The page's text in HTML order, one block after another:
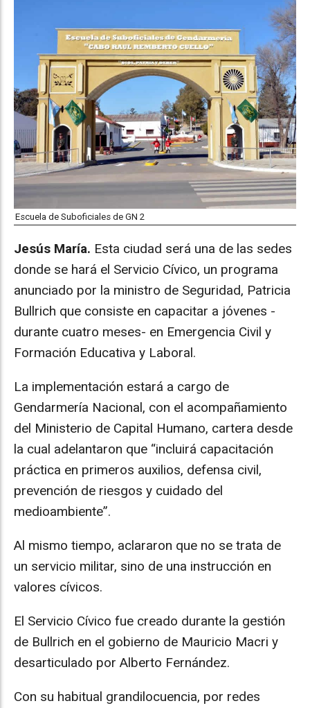
Escuela de Suboficiales de GN 2
Jesús María. Esta ciudad será una de las sedes
donde se hará el Servicio Cívico, un programa
anunciado por la ministro de Seguridad, Patricia
Bullrich que consiste en capacitar a jóvenes -
durante cuatro meses- en Emergencia Civil y
Formación Educativa y Laboral.
La implementación estará a cargo de
Gendarmería Nacional, con el acompañamiento
del Ministerio de Capital Humano, cartera desde
la cual adelantaron que “incluirá capacitación
práctica en primeros auxilios, defensa civil,
prevención de riesgos y cuidado del
medioambiente”.
Al mismo tiempo, aclararon que no se trata de
un servicio militar, sino de una instrucción en
valores cívicos.
El Servicio Cívico fue creado durante la gestión
de Bullrich en el gobierno de Mauricio Macri y
desarticulado por Alberto Fernández.
Con su habitual grandilocuencia, por redes